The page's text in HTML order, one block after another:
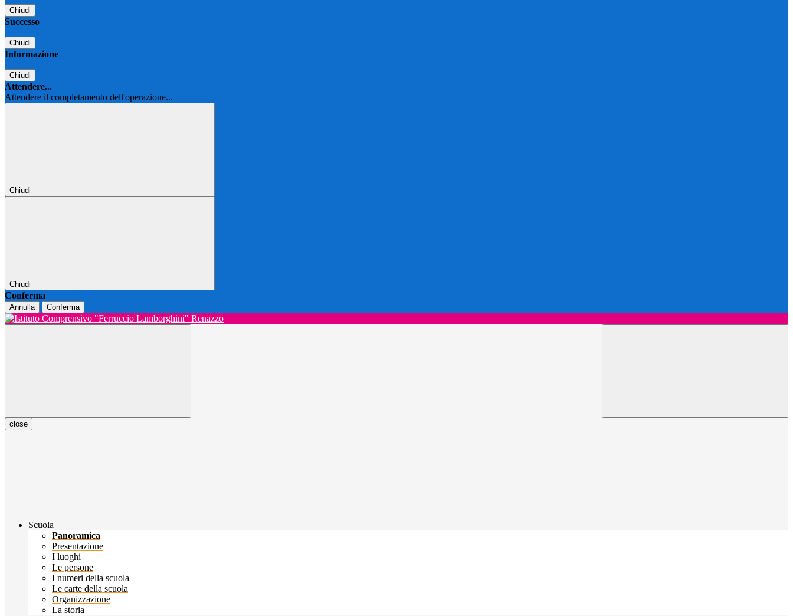
Chiudi
Successo
Chiudi
Informazione
Chiudi
Attendere...
Attendere il completamento dell'operazione...
Chiudi
Chiudi
Conferma
Annulla Conferma
close
Scuola
Panoramica
Presentazione
I luoghi
Le persone
I numeri della scuola
Le carte della scuola
Organizzazione
La storia